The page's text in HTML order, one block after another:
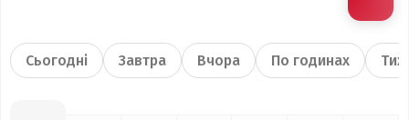
Сьогодні Завтра Вчора По годинах